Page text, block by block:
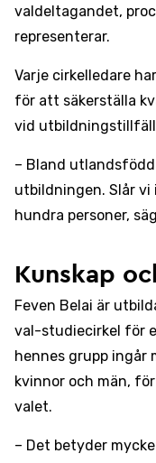
valdeltagandet,
representerar.
Varje cirkelledare
för att säkerställa
vid
– Bland
utbildningen. Slår vi
hundra personer,
Kunskap
Feven Belai är
val-studiecirkel för
hennes grupp ingår
kvinnor och män,
valet.
– Det betyder